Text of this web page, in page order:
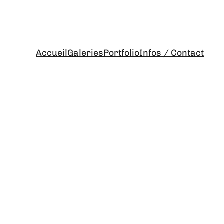
AccueilGaleriesPortfolioInfos / Contact